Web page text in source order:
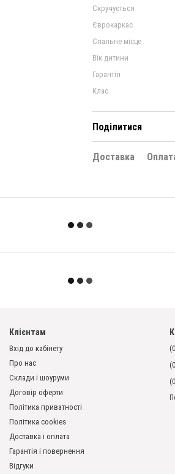
Скручується
Єврокаркас
Спальне місце
Вік дитини
Гарантія
Клас
Поділитися
Доставка
Клієнтам
Вхід до кабінету
Про нас
Склади і шоуруми
Договір оферти
Політика приватності
Політика cookies
Доставка і оплата
Гарантія і повернення
Відгуки